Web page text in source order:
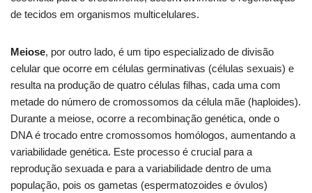
de tecidos em organismos multicelulares.
Meiose, por outro lado, é um tipo especializado de divisão
celular que ocorre em células germinativas (células sexuais) e
resulta na produção de quatro células filhas, cada uma com
metade do número de cromossomos da célula mãe (haploides).
Durante a meiose, ocorre a recombinação genética, onde o
DNA é trocado entre cromossomos homólogos, aumentando a
variabilidade genética. Este processo é crucial para a
reprodução sexuada e para a variabilidade dentro de uma
população, pois os gametas (espermatozoides e óvulos)